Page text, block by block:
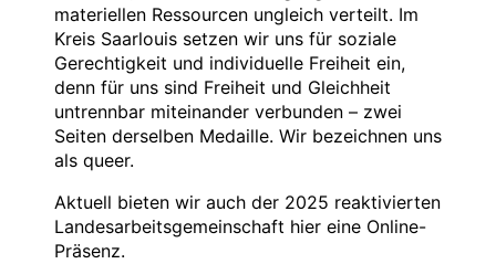
materiellen Ressourcen ungleich verteilt. Im
Kreis Saarlouis setzen wir uns für soziale
Gerechtigkeit und individuelle Freiheit ein,
denn für uns sind Freiheit und Gleichheit
untrennbar miteinander verbunden – zwei
Seiten derselben Medaille. Wir bezeichnen uns
als queer.
Aktuell bieten wir auch der 2025 reaktivierten
Landesarbeitsgemeinschaft hier eine Online-
Präsenz.